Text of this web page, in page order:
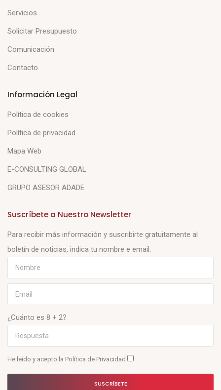
Servicios
Solicitar Presupuesto
Comunicación
Contacto
Información Legal
Política de cookies
Política de privacidad
Mapa Web
E-CONSULTING GLOBAL
GRUPO ASESOR ADADE
Suscríbete a Nuestro Newsletter
Para recibir más información y suscribirte gratuitamente al
boletín de noticias, indica tu nombre e email.
¿Cuánto es 8 + 2?
He leído y acepto la Política de Privacidad
SUSCRÍBETE